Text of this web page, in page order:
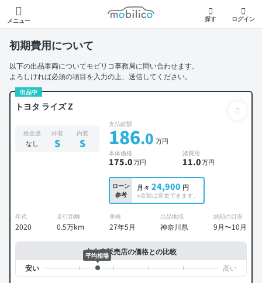
メニュー
モビリコ
探す ログイン
初期費用について
以下の出品車両についてモビリコ事務局に問い合わせます。
よろしければ必須の項目を入力の上、送信してください。
出品中
トヨタ ライズ Z
板金歴
なし
外装
S
内装
S
支払総額
186.0 万円
本体価格
175.0万円
諸費用
11.0万円
ローン
参考
月々 24,900 円
※金額は変更できます。
年式
2020
走行距離
0.5万km
車検
27年5月
出品地域
神奈川県
納期の目安
9月〜10月
中古車販売店の価格との比較
平均相場